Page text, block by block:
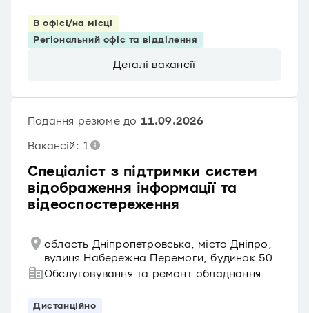
В офісі/на місці
Регіональний офіс та відділення
Деталі вакансії
Спеціаліст з підтримки систем
відображення інформації та
відеоспостереження
Подання резюме до 11.09.2026
Вакансій: 1
область Дніпропетровська, місто Дніпро,
вулиця Набережна Перемоги, будинок 50
Обслуговування та ремонт обладнання
Дистанційно